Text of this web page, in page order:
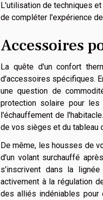
L'utilisation de techniques
de compléter l'expérience
Accessoires
La quête d'un confort
d'accessoires spécifiques.
une question de
protection solaire pour
l'échauffement de
de vos sièges et du tableau
De même, les housses de
d'un volant surchauffé
s'inscrivent dans la
activement à la régulation
des alliés indéniables pour